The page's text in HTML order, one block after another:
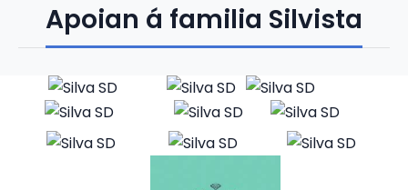
Apoian á familia Silvista